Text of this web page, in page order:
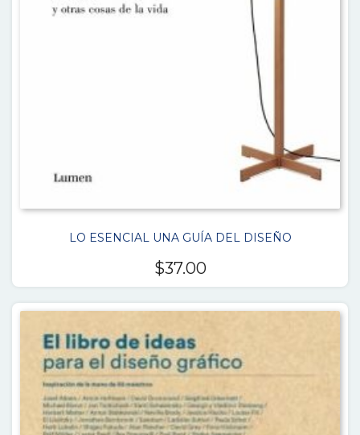
LO ESENCIAL UNA GUÍA DEL DISEÑO
$37.00